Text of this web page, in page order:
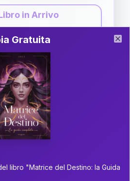
in Arrivo
completa di Coppia
Iscriviti alla newsletter
aggiornamenti!
parziale
gratuita
in basso per vedere
parziale gratuita della tua
del Libro
Gratuita
libro "Matrice del Destino: la Guida